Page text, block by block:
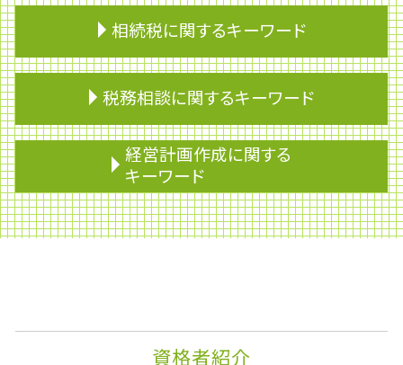
相続税に関するキーワード
遺言 相談
相続 保険
贈与税 非課税
贈与税 住宅
不動産 相続税 控除
相続 非課税
相続放棄
不動産 相続税
相続 不動産 兄弟
税務相談に関するキーワード
銀行融資 審査
税務申告
財形制度
財形年金貯蓄
配偶者控除
経営計画作成に関する
キーワード
株式移転
安定配当
下方修正
資格者紹介